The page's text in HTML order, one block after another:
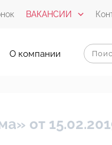
ВАКАНСИИ
О компании
от